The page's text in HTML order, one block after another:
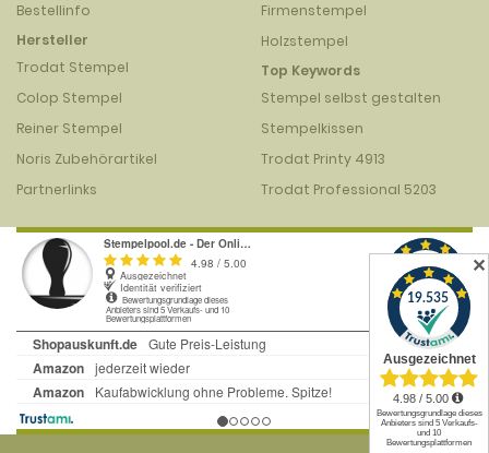
Bestellinfo
Hersteller
Trodat Stempel
Colop Stempel
Reiner Stempel
Noris Zubehörartikel
Partnerlinks
Firmenstempel
Holzstempel
Top Keywords
Stempel selbst gestalten
Stempelkissen
Trodat Printy 4913
Trodat Professional 5203
✕